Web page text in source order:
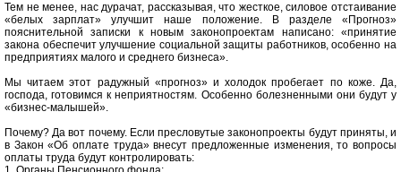
Тем не менее, нас дурачат, рассказывая, что жесткое, силовое отстаивание
«белых зарплат» улучшит наше положение. В разделе «Прогноз»
пояснительной записки к новым законопроектам написано: «принятие
закона обеспечит улучшение социальной защиты работников, особенно на
предприятиях малого и среднего бизнеса».
Мы читаем этот радужный «прогноз» и холодок пробегает по коже. Да,
господа, готовимся к неприятностям. Особенно болезненными они будут у
«бизнес-малышей».
Почему? Да вот почему. Если пресловутые законопроекты будут приняты, и
в Закон «Об оплате труда» внесут предложенные изменения, то вопросы
оплаты труда будут контролировать: